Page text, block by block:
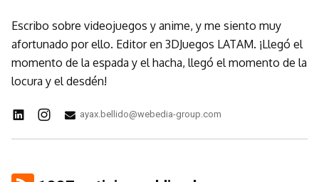
Escribo sobre videojuegos y anime, y me siento muy
afortunado por ello. Editor en 3DJuegos LATAM. ¡Llegó el
momento de la espada y el hacha, llegó el momento de la
locura y el desdén!
ayax.bellido@webedia-group.com